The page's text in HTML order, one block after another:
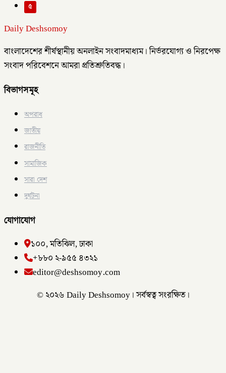
৫
Daily Deshsomoy
বাংলাদেশের শীর্ষস্থানীয় অনলাইন সংবাদমাধ্যম। নির্ভরযোগ্য ও নিরপেক্ষ
সংবাদ পরিবেশনে আমরা প্রতিশ্রুতিবদ্ধ।
বিভাগসমূহ
অপরাধ
জাতীয়
রাজনীতি
সামাজিক
সারা দেশ
দুর্ঘটনা
যোগাযোগ
১০০, মতিঝিল, ঢাকা
+৮৮০ ২-৯৫৫ ৪৩২১
editor@deshsomoy.com
© ২০২৬ Daily Deshsomoy। সর্বস্বত্ব সংরক্ষিত।